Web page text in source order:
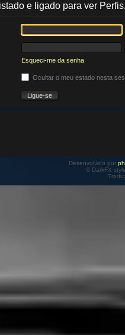
e ligado para ver
Esqueci-me da senha
Ocultar o meu estado nesta
Desenvolvido por
© DarkFX